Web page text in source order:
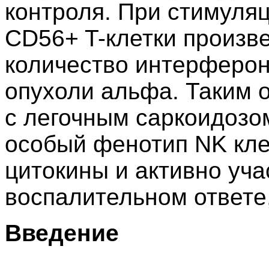
контроля. При
CD56+ T-клетки
количество
опухоли альфа. Таким
с легочным
особый фенотип NK
цитокины и активно
воспалительном
Введение